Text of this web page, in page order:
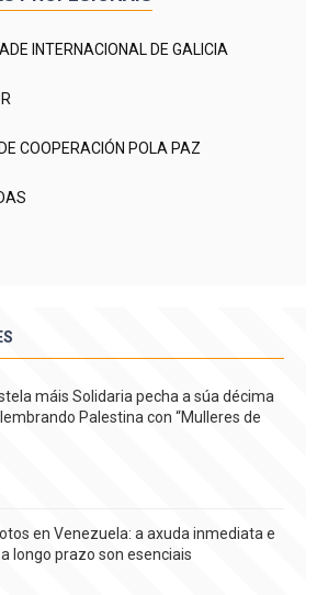
INTERNACIONAL DE GALICIA
COOPERACIÓN POLA PAZ
máis Solidaria pecha a súa décima
Palestina con “Mulleres de
en Venezuela: a axuda inmediata e
longo prazo son esenciais